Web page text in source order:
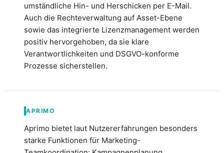
umständliche Hin- und Herschicken per E-Mail.
Auch die Rechteverwaltung auf Asset-Ebene
sowie das integrierte Lizenzmanagement werden
positiv hervorgehoben, da sie klare
Verantwortlichkeiten und DSGVO-konforme
Prozesse sicherstellen.
APRIMO
Aprimo bietet laut Nutzererfahrungen besonders
starke Funktionen für Marketing-